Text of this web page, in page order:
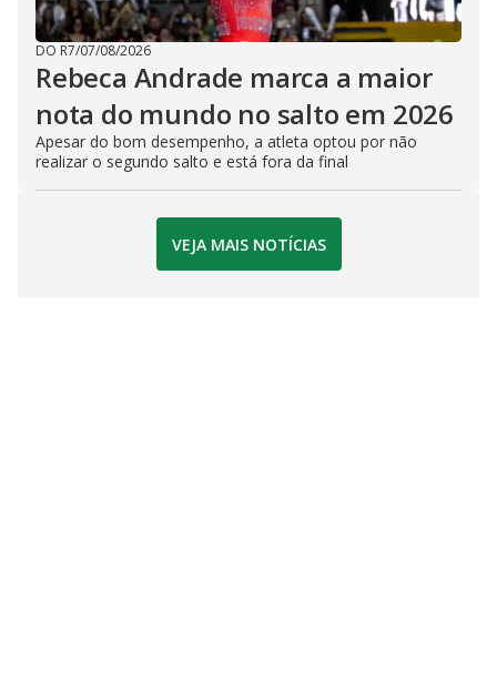
DO R7/07/08/2026
Rebeca Andrade marca a maior
nota do mundo no salto em 2026
Apesar do bom desempenho, a atleta optou por não
realizar o segundo salto e está fora da final
VEJA MAIS NOTÍCIAS